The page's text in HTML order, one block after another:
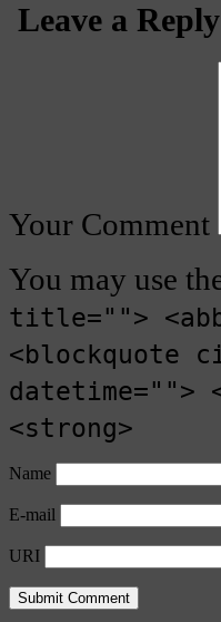
Leave a Reply
Your Comment
You may use
title="">
<blockquote
datetime="">
<strong>
Name
E-mail
URI